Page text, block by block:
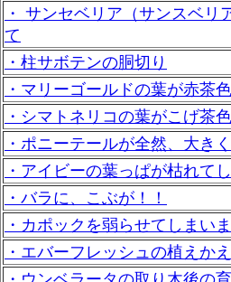
・ サンセベリア（サンスベリ
て
・柱サボテンの胴切り
・マリーゴールドの葉が赤茶
・シマトネリコの葉がこげ茶
・ポニーテールが全然、大き
・アイビーの葉っぱが枯れて
・バラに、こぶが！！
・カポックを弱らせてしまい
・エバーフレッシュの植えか